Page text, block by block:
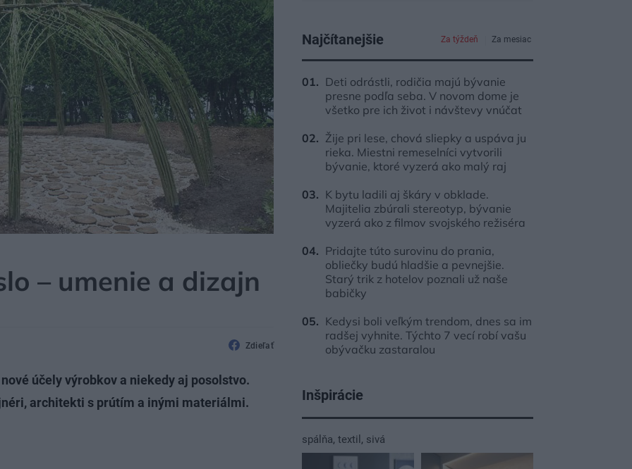
– umenie a dizajn
Zdieľať
účely výrobkov a niekedy aj posolstvo.
architekti s prútím a inými materiálmi.
Najčítanejšie Za týždeň Za mesiac
Deti odrástli, rodičia majú bývanie
presne podľa seba. V novom dome je
všetko pre ich život i návštevy vnúčat
Žije pri lese, chová sliepky a uspáva ju
rieka. Miestni remeselníci vytvorili
bývanie, ktoré vyzerá ako malý raj
K bytu ladili aj škáry v obklade.
Majitelia zbúrali stereotyp, bývanie
vyzerá ako z filmov svojského režiséra
Pridajte túto surovinu do prania,
obliečky budú hladšie a pevnejšie.
Starý trik z hotelov poznali už naše
babičky
Kedysi boli veľkým trendom, dnes sa im
radšej vyhnite. Týchto 7 vecí robí vašu
obývačku zastaralou
Inšpirácie
spálňa, textil , sivá